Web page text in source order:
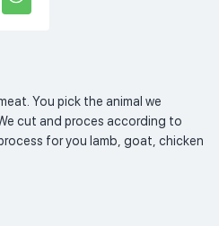
You pick the animal we
cut and proces according to
for you lamb, goat, chicken